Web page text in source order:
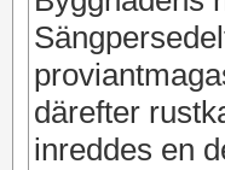
därefter
inreddes en